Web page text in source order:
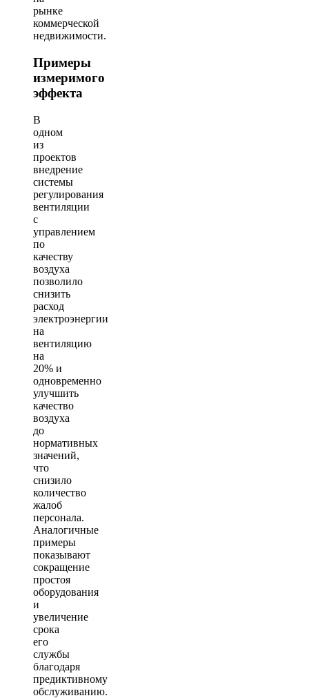
рынке
коммерческой
недвижимости.
Примеры
измеримого
эффекта
В
одном
из
проектов
внедрение
системы
регулирования
вентиляции
с
управлением
по
качеству
воздуха
позволило
снизить
расход
электроэнергии
на
вентиляцию
на
20% и
одновременно
улучшить
качество
воздуха
до
нормативных
значений,
что
снизило
количество
жалоб
персонала.
Аналогичные
примеры
показывают
сокращение
простоя
оборудования
и
увеличение
срока
его
службы
благодаря
предиктивному
обслуживанию.